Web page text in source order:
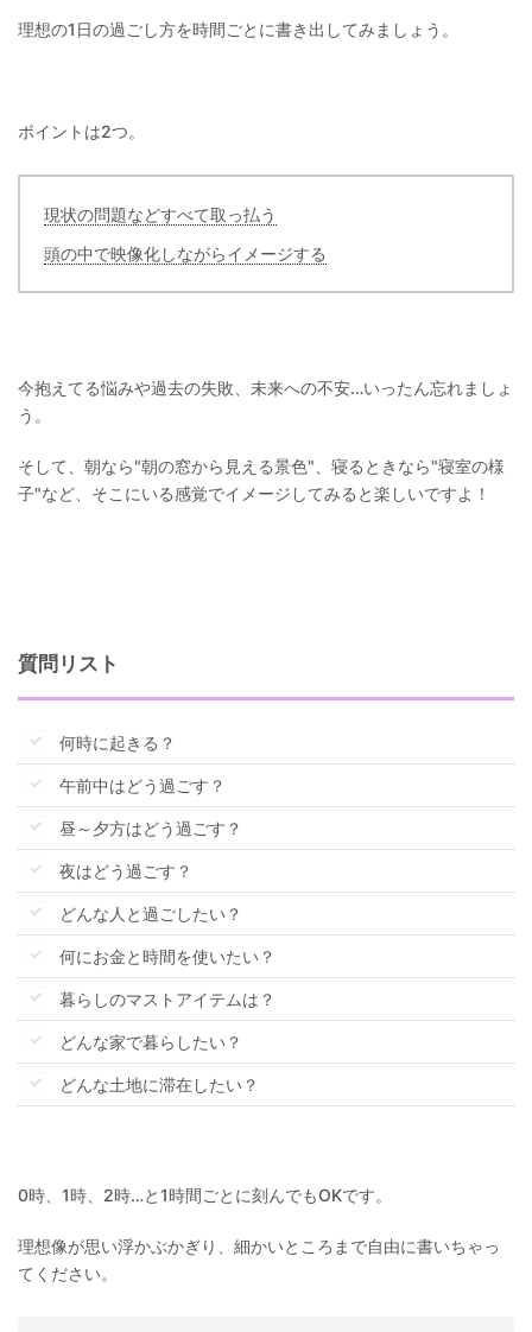
理想の1日の過ごし方を時間ごとに書き出してみましょう。
ポイントは2つ。
現状の問題などすべて取っ払う
頭の中で映像化しながらイメージする
今抱えてる悩みや過去の失敗、未来への不安…いったん忘れましょ
う。
そして、朝なら"朝の窓から見える景色"、寝るときなら"寝室の様
子"など、そこにいる感覚でイメージしてみると楽しいですよ！
質問リスト
何時に起きる？
午前中はどう過ごす？
昼～夕方はどう過ごす？
夜はどう過ごす？
どんな人と過ごしたい？
何にお金と時間を使いたい？
暮らしのマストアイテムは？
どんな家で暮らしたい？
どんな土地に滞在したい？
0時、1時、2時…と1時間ごとに刻んでもOKです。
理想像が思い浮かぶかぎり、細かいところまで自由に書いちゃっ
てください。